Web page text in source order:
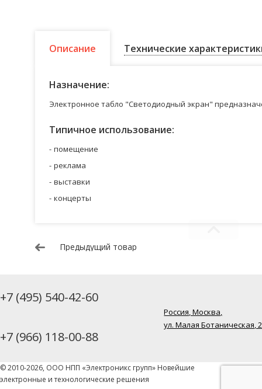
Описание Технические
Назначение:
Электронное табло "Светодиодный экран"
Типичное использование:
помещение
реклама
выставки
концерты
Предыдущий товар
+7 (495) 540-42-60
+7 (966) 118-00-88
Россия, Москва,
ул. Малая Ботаническая,
© 2010-2026, ООО НПП «Электроникс групп» Новейшие
электронные и технологические решения